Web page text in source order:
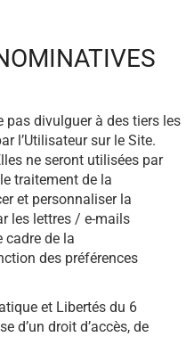
pas divulguer à des tiers les
l’Utilisateur sur le Site.
ne seront utilisées par
traitement de la
et personnaliser la
les lettres / e-mails
cadre de la
des préférences
et Libertés du 6
d’un droit d’accès, de